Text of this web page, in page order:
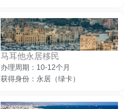
马耳他永居移民
办理周期：10-12个月
获得身份：永居（绿卡）